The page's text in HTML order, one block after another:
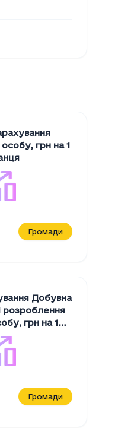
особу, грн на 1
Громади
Добувна
розроблення
, грн на 1
Громади